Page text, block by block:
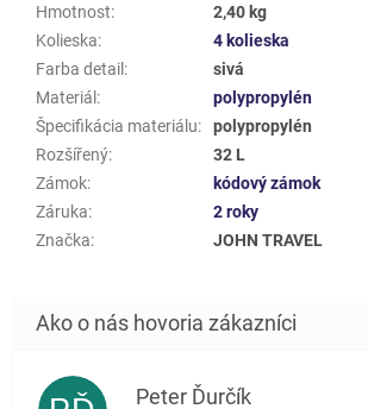
Hmotnost:
2,40 kg
Kolieska:
4 kolieska
Farba detail :
sivá
Materiál :
polypropylén
Špecifikácia materiálu:
polypropylén
Rozšířený:
32 L
Zámok:
kódový zámok
Záruka:
2 roky
Značka: JOHN TRAVEL
Peter Ďurčík